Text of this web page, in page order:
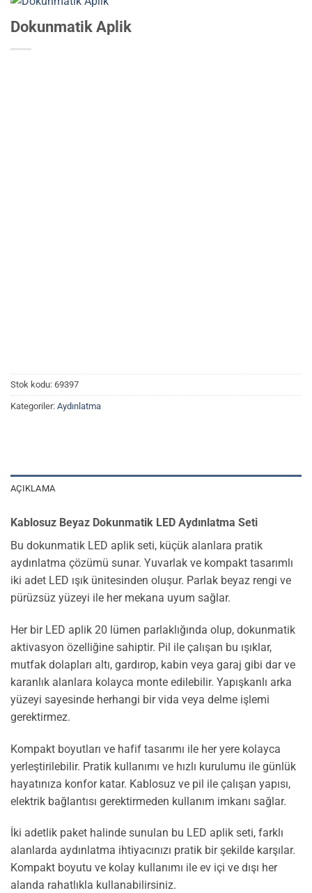
Dokunmatik Aplik
Stok kodu: 69397
Kategoriler: Aydınlatma
AÇIKLAMA
Kablosuz Beyaz Dokunmatik LED Aydınlatma Seti
Bu dokunmatik LED aplik seti, küçük alanlara pratik
aydınlatma çözümü sunar. Yuvarlak ve kompakt tasarımlı
iki adet LED ışık ünitesinden oluşur. Parlak beyaz rengi ve
pürüzsüz yüzeyi ile her mekana uyum sağlar.
Her bir LED aplik 20 lümen parlaklığında olup, dokunmatik
aktivasyon özelliğine sahiptir. Pil ile çalışan bu ışıklar,
mutfak dolapları altı, gardırop, kabin veya garaj gibi dar ve
karanlık alanlara kolayca monte edilebilir. Yapışkanlı arka
yüzeyi sayesinde herhangi bir vida veya delme işlemi
gerektirmez.
Kompakt boyutları ve hafif tasarımı ile her yere kolayca
yerleştirilebilir. Pratik kullanımı ve hızlı kurulumu ile günlük
hayatınıza konfor katar. Kablosuz ve pil ile çalışan yapısı,
elektrik bağlantısı gerektirmeden kullanım imkanı sağlar.
İki adetlik paket halinde sunulan bu LED aplik seti, farklı
alanlarda aydınlatma ihtiyacınızı pratik bir şekilde karşılar.
Kompakt boyutu ve kolay kullanımı ile ev içi ve dışı her
alanda rahatlıkla kullanabilirsiniz.